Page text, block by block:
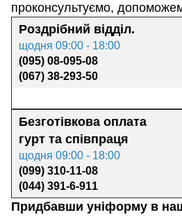
проконсультуємо,
Роздрібний відділ.
щодня 09:00 - 18:00
(095) 08-095-08
(067) 38-293-50
Безготівкова оплата
гурт та співпраця
щодня 09:00 - 18:00
(099) 310-11-08
(044) 391-6-911
Придбавши уніформу в